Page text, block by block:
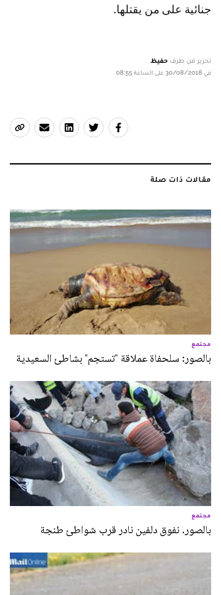
جنائية على من يقتلها.
تحرير من طرف حفيظ
في 30/08/2018 على الساعة 08:55
مقالات ذات صلة
مجتمع
بالصور: سلحفاة عملاقة "تستجم" بشاطئ السعيدية
مجتمع
بالصور. نفوق دلفين نادر قرب شواطئ طنجة